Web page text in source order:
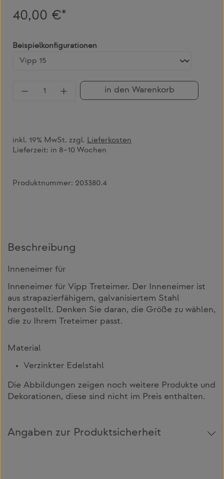
40,00 €*
Beispielkonfigurationen
Produkt Anzahl: Gib den gewünschten
in den Warenkorb
inkl. 19% MwSt. zzgl. Lieferkosten
Lieferzeit: in 8–10 Wochen
Produktnummer: 203380.4
Beschreibung
Inneneimer für
Inneneimer für Vipp Treteimer. Der Inneneimer ist
aus strapazierfähigem, galvanisiertem Stahl
hergestellt. Denken Sie daran, die Größe zu wählen,
die zu Ihrem Treteimer passt.
Material
Verzinkter Edelstahl
Die Abbildungen zeigen noch weitere Produkte und
Dekorationen, diese sind nicht im Preis enthalten.
Angaben zur Produktsicherheit